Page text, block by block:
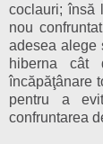
coclauri; însă
nou
adesea alege
hiberna
încăpăţânare
pentru a
confruntarea